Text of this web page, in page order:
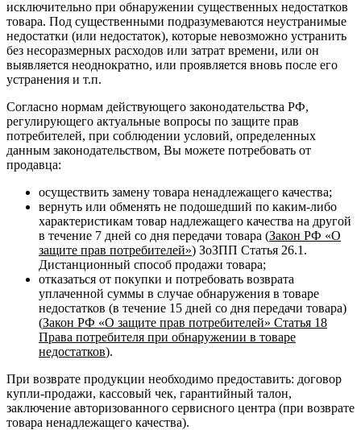
исключительно при обнаружении существенных недостатков
товара. Под существенными подразумеваются неустранимые
недостатки (или недостаток), которые невозможно устранить
без несоразмерных расходов или затрат времени, или он
выявляется неоднократно, или проявляется вновь после его
устранения и т.п.
Согласно нормам действующего законодательства РФ,
регулирующего актуальные вопросы по защите прав
потребителей, при соблюдении условий, определенных
данным законодательством, Вы можете потребовать от
продавца:
осуществить замену товара ненадлежащего качества;
вернуть или обменять не подошедший по каким-либо
характеристикам товар надлежащего качества на другой
в течение 7 дней со дня передачи товара (Закон РФ «О
защите прав потребителей») ЗоЗПП Статья 26.1.
Дистанционный способ продажи товара;
отказаться от покупки и потребовать возврата
уплаченной суммы в случае обнаружения в товаре
недостатков (в течение 15 дней со дня передачи товара)
(Закон РФ «О защите прав потребителей» Статья 18
Права потребителя при обнаружении в товаре
недостатков).
При возврате продукции необходимо предоставить: договор
купли-продажи, кассовый чек, гарантийный талон,
заключение авторизованного сервисного центра (при возврате
товара ненадлежащего качества).